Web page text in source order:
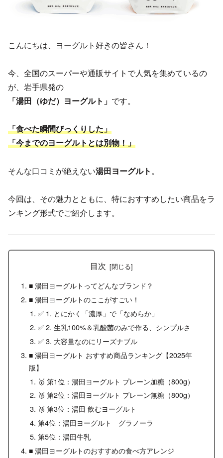
こんにちは、ヨーグルト好きの皆さん！
今、全国のスーパーや通販サイトで人気を集めているの
が、岩手県発の
「湯田（ゆだ）ヨーグルト」 です。
「食べた瞬間びっくりした」
「今までのヨーグルトとは別物！」
そんな口コミが絶えない湯田ヨーグルト。
今回は、その魅力とともに、特におすすめしたい商品をラ
ンキング形式でご紹介します。
目次
■ 湯田ヨーグルトってどんなブランド？
■ 湯田ヨーグルトのここがすごい！
✅ 1. とにかく「濃厚」で「なめらか」
✅ 2. 生乳100%＆乳酸菌のみで作る、シンプルさ
✅ 3. 大容量なのにリーズナブル
■ 湯田ヨーグルト おすすめ商品ランキング【2025年
版】
🥇 第1位：湯田ヨーグルト プレーン加糖（800g）
🥈 第2位：湯田ヨーグルト プレーン無糖（800g）
🥉 第3位：湯田 飲むヨーグルト
第4位：湯田ヨーグルト グラノーラ
第5位：湯田牛乳
■ 湯田ヨーグルトのおすすめの食べ方アレンジ